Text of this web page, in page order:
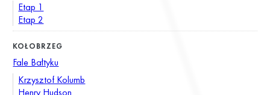
Etap 1
Etap 2
KOŁOBRZEG
Fale Bałtyku
Krzysztof Kolumb
Henry Hudson